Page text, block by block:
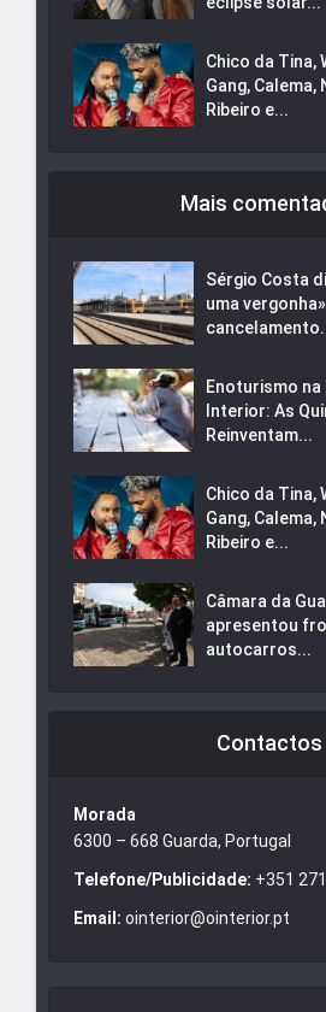
Chico da Tina,
Gang, Calema,
Ribeiro e...
Mais
Sérgio Costa
uma
Enoturismo na
Interior: As
Reinventam...
Chico da Tina,
Gang, Calema,
Ribeiro e...
Câmara da
apresentou
autocarros...
Contactos
Morada
6300 – 668 Guarda, Portugal
Telefone/Publicidade: +351
Email: ointerior@ointerior.pt